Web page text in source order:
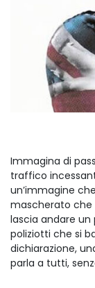
Immagina di
traffico
un’immagine
mascherato che
lascia andare un
poliziotti che si
dichiarazione,
parla a tutti,